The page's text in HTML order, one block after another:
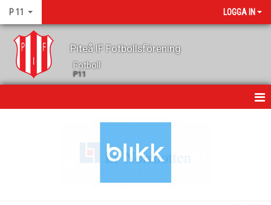
P 11 LOGGA IN
Piteå IF Fotbollsförening
Fotboll
P11